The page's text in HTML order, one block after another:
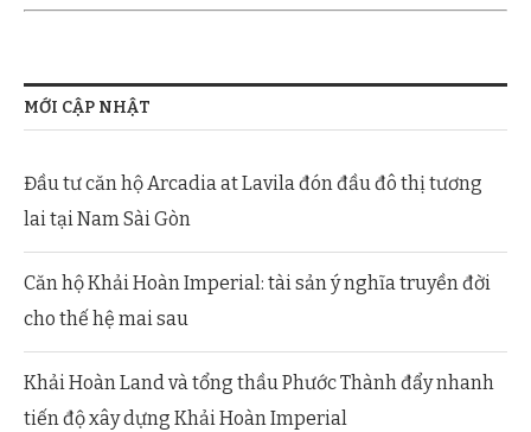
MỚI CẬP NHẬT
Đầu tư căn hộ Arcadia at Lavila đón đầu đô thị tương
lai tại Nam Sài Gòn
Căn hộ Khải Hoàn Imperial: tài sản ý nghĩa truyền đời
cho thế hệ mai sau
Khải Hoàn Land và tổng thầu Phước Thành đẩy nhanh
tiến độ xây dựng Khải Hoàn Imperial